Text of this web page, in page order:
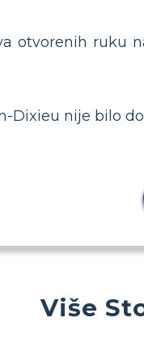
otvorenih ruku
Dixieu nije bilo
Više